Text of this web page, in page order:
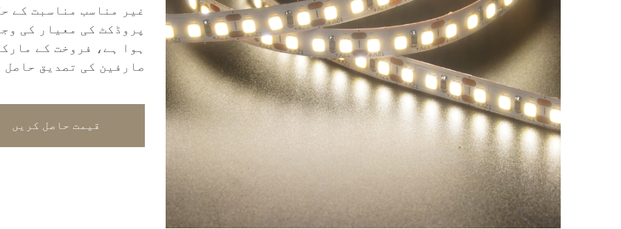
غیر مناسب مناسبت کے
پروڈکٹ کی معیار کی
ہوا ہے، فروخت کے
صارفین کی تصدیق حاصل
قیمت حاصل کریں